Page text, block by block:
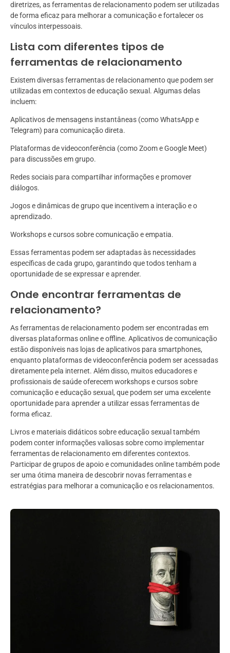
diretrizes, as ferramentas de relacionamento podem ser utilizadas
de forma eficaz para melhorar a comunicação e fortalecer os
vínculos interpessoais.
Lista com diferentes tipos de
ferramentas de relacionamento
Existem diversas ferramentas de relacionamento que podem ser
utilizadas em contextos de educação sexual. Algumas delas
incluem:
Aplicativos de mensagens instantâneas (como WhatsApp e
Telegram) para comunicação direta.
Plataformas de videoconferência (como Zoom e Google Meet)
para discussões em grupo.
Redes sociais para compartilhar informações e promover
diálogos.
Jogos e dinâmicas de grupo que incentivem a interação e o
aprendizado.
Workshops e cursos sobre comunicação e empatia.
Essas ferramentas podem ser adaptadas às necessidades
específicas de cada grupo, garantindo que todos tenham a
oportunidade de se expressar e aprender.
Onde encontrar ferramentas de
relacionamento?
As ferramentas de relacionamento podem ser encontradas em
diversas plataformas online e offline. Aplicativos de comunicação
estão disponíveis nas lojas de aplicativos para smartphones,
enquanto plataformas de videoconferência podem ser acessadas
diretamente pela internet. Além disso, muitos educadores e
profissionais de saúde oferecem workshops e cursos sobre
comunicação e educação sexual, que podem ser uma excelente
oportunidade para aprender a utilizar essas ferramentas de
forma eficaz.
Livros e materiais didáticos sobre educação sexual também
podem conter informações valiosas sobre como implementar
ferramentas de relacionamento em diferentes contextos.
Participar de grupos de apoio e comunidades online também pode
ser uma ótima maneira de descobrir novas ferramentas e
estratégias para melhorar a comunicação e os relacionamentos.